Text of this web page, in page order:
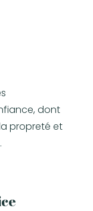
dont
propreté et